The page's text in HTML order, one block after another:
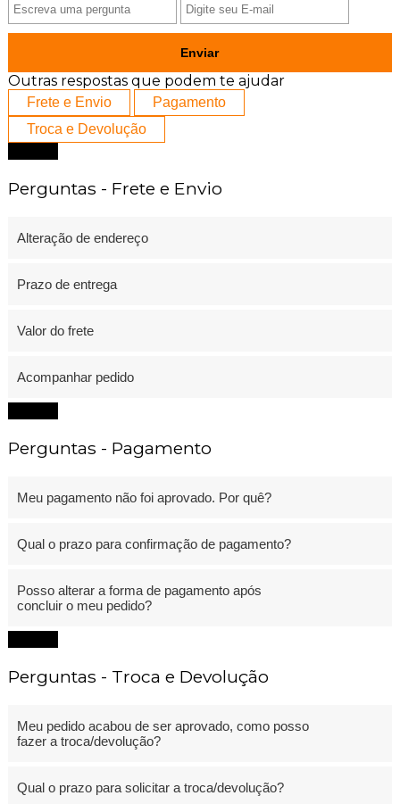
Enviar
Outras respostas que podem te ajudar
Frete e Envio
Pagamento
Troca e Devolução
Perguntas - Frete e Envio
Alteração de endereço
Prazo de entrega
Valor do frete
Acompanhar pedido
Perguntas - Pagamento
Meu pagamento não foi aprovado. Por quê?
Qual o prazo para confirmação de pagamento?
Posso alterar a forma de pagamento após
concluir o meu pedido?
Perguntas - Troca e Devolução
Meu pedido acabou de ser aprovado, como posso
fazer a troca/devolução?
Qual o prazo para solicitar a troca/devolução?